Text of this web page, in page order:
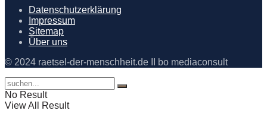
Datenschutzerklärung
Impressum
Sitemap
Über uns
© 2024 raetsel-der-menschheit.de II bo mediaconsult
No Result
View All Result